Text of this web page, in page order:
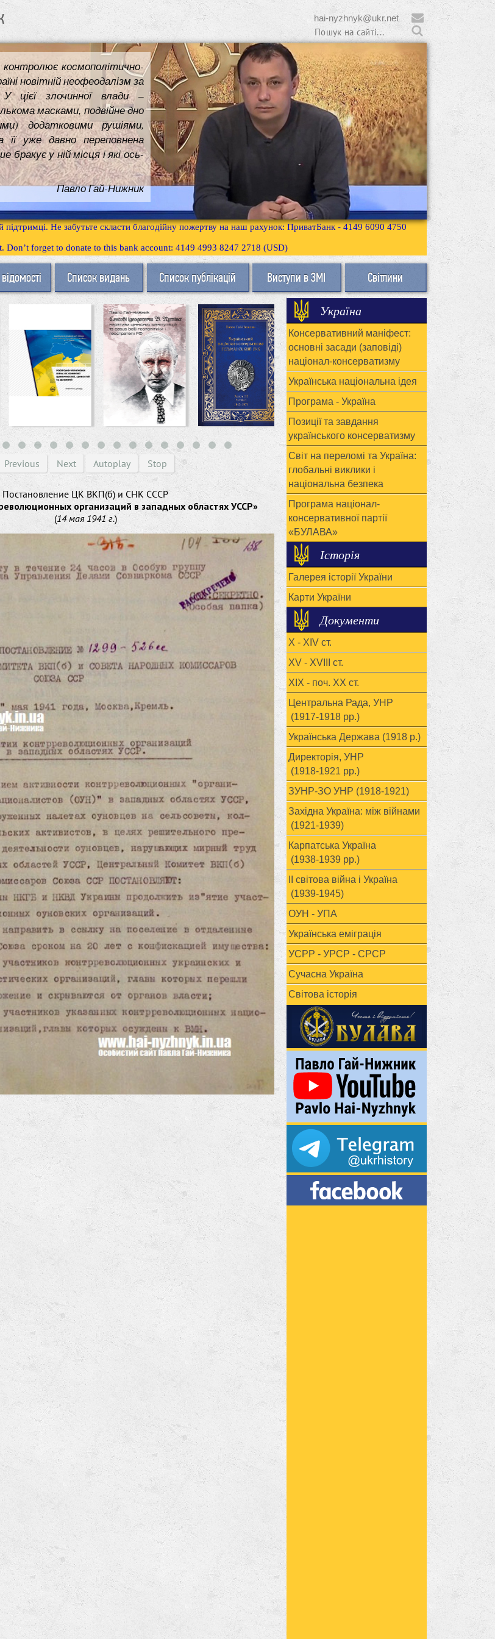
hai-nyzhnyk@ukr.net
космополітично-
новітній неофеодалізм за
У цієї злочинної влади –
масками, подвійне дно
додатковими рушіями,
уже давно переповнена
у ній місця і які ось-
Павло Гай-Нижник
Не забутьте скласти благодійну пожертву на наш рахунок: ПриватБанк - 4149 6090 4750
forget to donate to this bank account: 4149 4993 8247 2718 (USD)
Список видань Список публікацій Виступи в ЗМІ Світлини
Previous Next Autoplay Stop
Постановление ЦК ВКП(б) и СНК СССР
организаций в западных областях УССР»
(14 мая 1941 г.)
Україна
Консервативний маніфест:
основні засади (заповіді)
націонал-консерватизму
Українська національна ідея
Програма - Україна
Позиції та завдання
українського консерватизму
Світ на переломі та Україна:
глобальні виклики і
національна безпека
Програма націонал-
консервативної партії
«БУЛАВА»
Історія
Галерея історії України
Карти України
Документи
X - XIV ст.
XV - XVIII ст.
ХІХ - поч. ХХ ст.
Центральна Рада, УНР
(1917-1918 рр.)
Українська Держава (1918 р.)
Директорія, УНР
(1918-1921 рр.)
ЗУНР-ЗО УНР (1918-1921)
Західна Україна: між війнами
(1921-1939)
Карпатська Україна
(1938-1939 рр.)
ІІ світова війна і Україна
(1939-1945)
ОУН - УПА
Українська еміграція
УСРР - УРСР - СРСР
Сучасна Україна
Світова історія